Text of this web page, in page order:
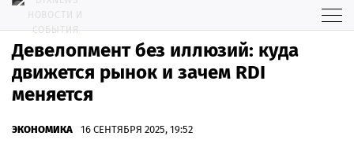
Девелопмент без иллюзий: куда
движется рынок и зачем RDI
меняется
ЭКОНОМИКА 16 СЕНТЯБРЯ 2025, 19:52